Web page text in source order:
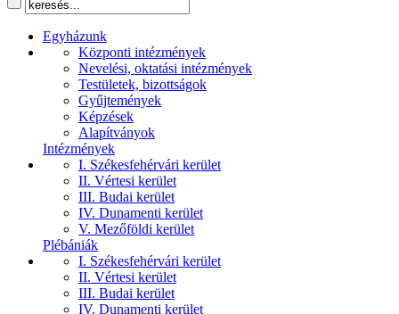
Egyházunk
Központi intézmények
Nevelési, oktatási intézmények
Testületek, bizottságok
Gyűjtemények
Képzések
Alapítványok
Intézmények
I. Székesfehérvári kerület
II. Vértesi kerület
III. Budai kerület
IV. Dunamenti kerület
V. Mezőföldi kerület
Plébániák
I. Székesfehérvári kerület
II. Vértesi kerület
III. Budai kerület
IV. Dunamenti kerület